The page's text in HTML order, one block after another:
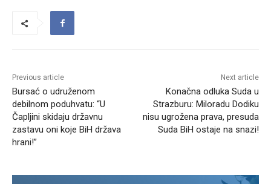
Previous article
Bursać o udruženom
debilnom poduhvatu: “U
Čapljini skidaju državnu
zastavu oni koje BiH država
hrani!”
Next article
Konačna odluka Suda u
Strazburu: Miloradu Dodiku
nisu ugrožena prava, presuda
Suda BiH ostaje na snazi!